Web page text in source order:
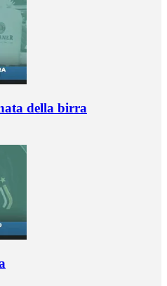
della birra